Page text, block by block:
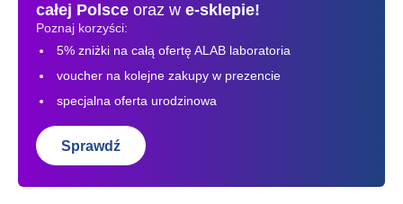
całej Polsce oraz w e-sklepie!
Poznaj korzyści:
5% zniżki na całą ofertę ALAB laboratoria
voucher na kolejne zakupy w prezencie
specjalna oferta urodzinowa
Sprawdź